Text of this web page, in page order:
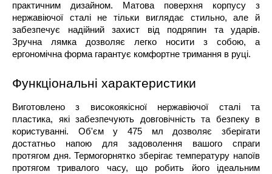
практичним дизайном. Матова поверхня корпусу з
нержавіючої сталі не тільки виглядає стильно, але й
забезпечує надійний захист від подряпин та ударів.
Зручна лямка дозволяє легко носити з собою, а
ергономічна форма гарантує комфортне тримання в руці.
Функціональні характеристики
Виготовлено з високоякісної нержавіючої сталі та
пластика, які забезпечують довговічність та безпеку в
користуванні. Об'єм у 475 мл дозволяє зберігати
достатньо напою для задоволення вашого спраги
протягом дня. Термогорнятко зберігає температуру напоїв
протягом тривалого часу, що робить його ідеальним